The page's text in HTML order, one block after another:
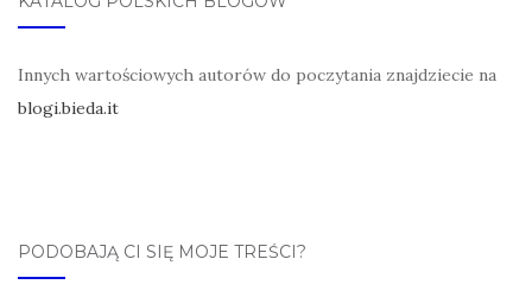
Innych wartościowych autorów do poczytania znajdziecie na
blogi.bieda.it
PODOBAJĄ CI SIĘ MOJE TREŚCI?